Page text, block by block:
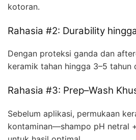
kotoran.
Rahasia #2: Durability
Dengan proteksi ganda dan
keramik tahan hingga 3–5 tahun
Rahasia #3: Prep–Wash
Sebelum aplikasi, permukaan
kontaminan—shampo pH netral